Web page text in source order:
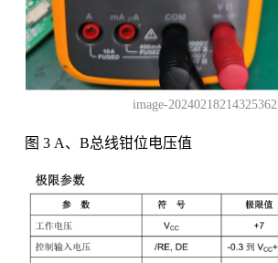
image-20240218214325362
图 3 A、B总线钳位电压值